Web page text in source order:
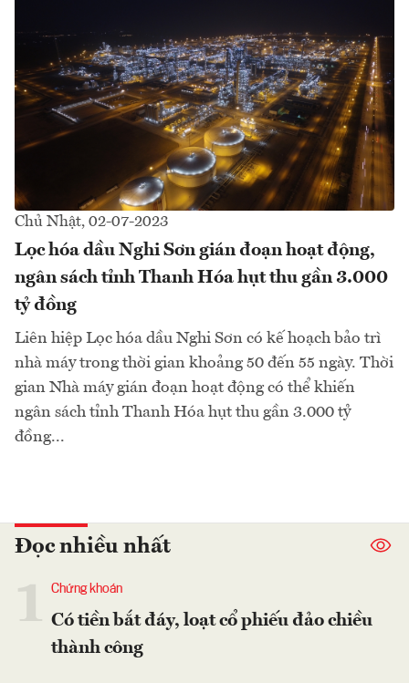
Chủ Nhật, 02-07-2023
Lọc hóa dầu Nghi Sơn gián đoạn hoạt động,
ngân sách tỉnh Thanh Hóa hụt thu gần 3.000
tỷ đồng
Liên hiệp Lọc hóa dầu Nghi Sơn có kế hoạch bảo trì
nhà máy trong thời gian khoảng 50 đến 55 ngày. Thời
gian Nhà máy gián đoạn hoạt động có thể khiến
ngân sách tỉnh Thanh Hóa hụt thu gần 3.000 tỷ
đồng...
Đọc nhiều nhất
Chứng khoán
Có tiền bắt đáy, loạt cổ phiếu đảo chiều
thành công